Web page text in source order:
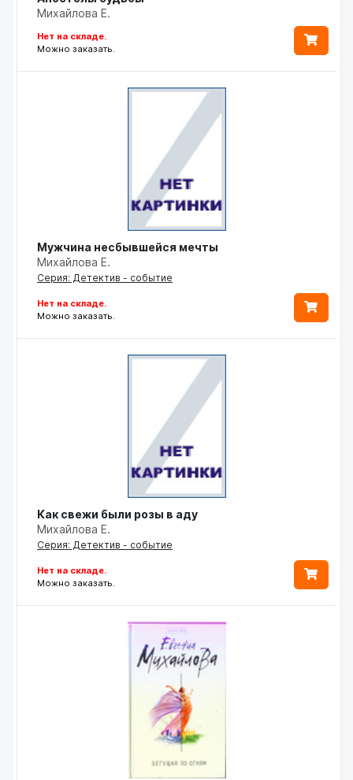
Михайлова Е.
Нет на складе.
Можно заказать.
Мужчина несбывшейся мечты
Михайлова Е.
Серия: Детектив - событие
Нет на складе.
Можно заказать.
Как свежи были розы в аду
Михайлова Е.
Серия: Детектив - событие
Нет на складе.
Можно заказать.